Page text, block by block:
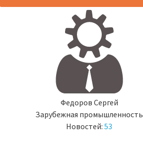
Федоров Сергей
Зарубежная промышленность
Новостей:53